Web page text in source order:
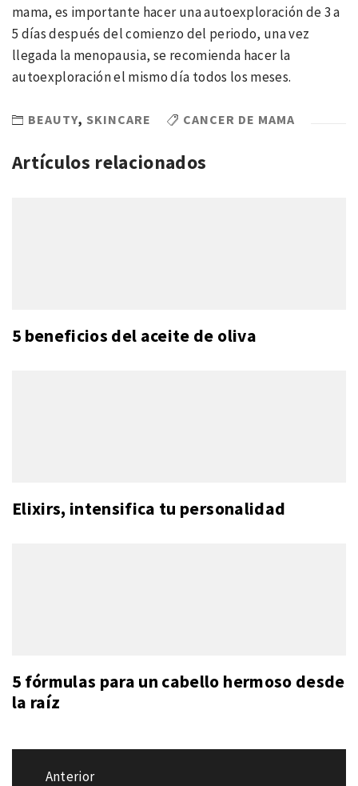
mama, es importante hacer una autoexploración de 3 a
5 días después del comienzo del periodo, una vez
llegada la menopausia, se recomienda hacer la
autoexploración el mismo día todos los meses.
BEAUTY, SKINCARE CANCER DE MAMA
Artículos relacionados
5 beneficios del aceite de oliva
Elixirs, intensifica tu personalidad
5 fórmulas para un cabello hermoso desde
la raíz
Navegación
Anterior